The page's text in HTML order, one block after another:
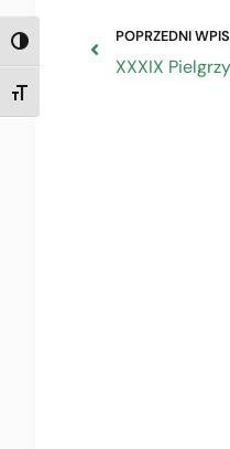
TOGGLE HIGH CONTRAST
TOGGLE FONT SIZE
POPRZEDNI WPIS